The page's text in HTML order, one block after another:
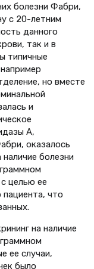
болезни Фабри,
с 20-летним
данного
так и в
типичные
но вместе
и
А,
оказалось
болезни
целью ее
пациента, что
на наличие
ее случаи,
было